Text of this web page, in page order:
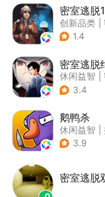
密室逃脱
创新品类
| 密室逃脱
1.4
休闲益智
| 密室逃脱
3.4
鹅鸭杀
休闲益智
| 金山世游
3.9